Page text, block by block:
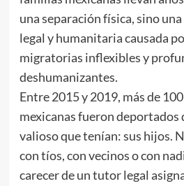
una separación física, sino
legal y humanitaria causada
migratorias inflexibles y
deshumanizantes.
Entre 2015 y 2019, más de
mexicanas fueron deportados
valioso que tenían: sus hijos.
con tíos, con vecinos o con
carecer de un tutor legal